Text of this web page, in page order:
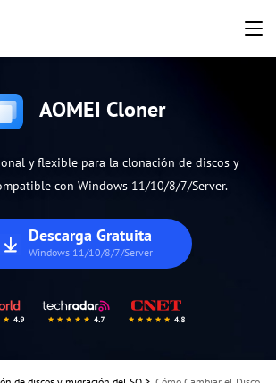
AOMEI Cloner
y flexible para la clonación de discos y
con Windows 11/10/8/7/Server.
Descarga Gratuita
Windows 11/10/8/7/Server